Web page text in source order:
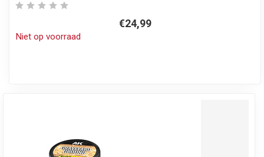
€24,99
Niet op voorraad